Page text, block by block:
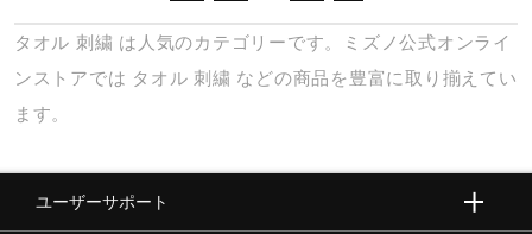
タオル 刺繍 は人気のカテゴリーです。ミズノ公式オンライ
ンストアでは タオル 刺繍 などの商品を豊富に取り揃えてい
ます。
ユーザーサポート